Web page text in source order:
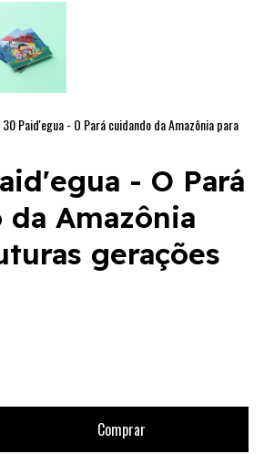
30 Paid'egua - O Pará cuidando da Amazônia para
- O Pará
Amazônia
gerações